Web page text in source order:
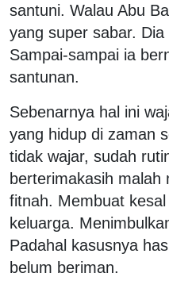
santuni. Walau Abu
yang super sabar.
Sampai-sampai ia
santunan.
Sebenarnya hal ini
yang hidup di zaman
tidak wajar, sudah
berterimakasih malah
fitnah. Membuat
keluarga.
Padahal kasusnya
belum beriman.